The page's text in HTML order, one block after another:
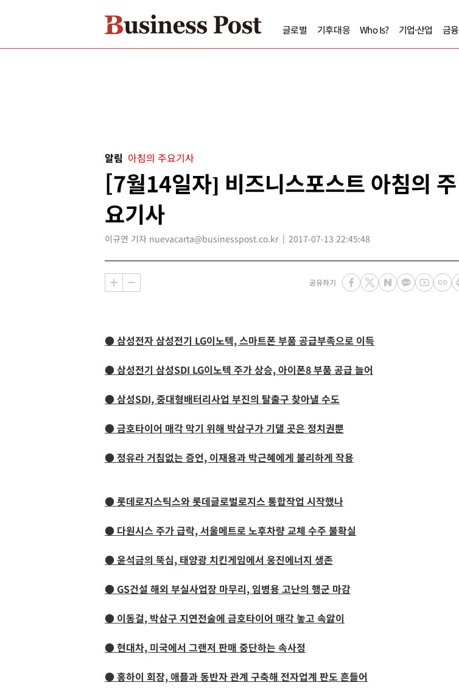
글로벌 기후대응 Who Is? 기업·산업 금융
알림 아침의 주요기사
[7월14일자] 비즈니스포스트 아침의 주
요기사
이규연 기자 nuevacarta@businesspost.co.kr 2017-07-13 22:45:48
공유하기
● 삼성전자 삼성전기 LG이노텍, 스마트폰 부품 공급부족으로 이득
● 삼성전기 삼성SDI LG이노텍 주가 상승, 아이폰8 부품 공급 늘어
● 삼성SDI, 중대형배터리사업 부진의 탈출구 찾아낼 수도
● 금호타이어 매각 막기 위해 박삼구가 기댈 곳은 정치권뿐
● 정유라 거침없는 증언, 이재용과 박근혜에게 불리하게 작용
● 롯데로지스틱스와 롯데글로벌로지스 통합작업 시작했나
● 다원시스 주가 급락, 서울메트로 노후차량 교체 수주 불확실
● 윤석금의 뚝심, 태양광 치킨게임에서 웅진에너지 생존
● GS건설 해외 부실사업장 마무리, 임병용 고난의 행군 마감
● 이동걸, 박삼구 지연전술에 금호타이어 매각 놓고 속앓이
● 현대차, 미국에서 그랜저 판매 중단하는 속사정
● 홍하이 회장, 애플과 동반자 관계 구축해 전자업계 판도 흔들어